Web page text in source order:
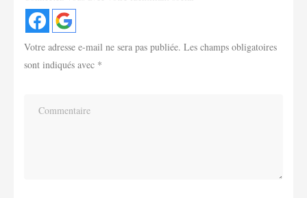
Votre adresse e-mail ne sera pas publiée. Les champs obligatoires
sont indiqués avec *